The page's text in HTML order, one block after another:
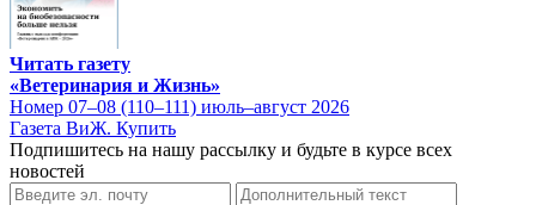
Читать газету
«Ветеринария и Жизнь»
Номер 07–08 (110–111) июль–август 2026
Газета ВиЖ. Купить
Подпишитесь на нашу рассылку и будьте в курсе всех
новостей